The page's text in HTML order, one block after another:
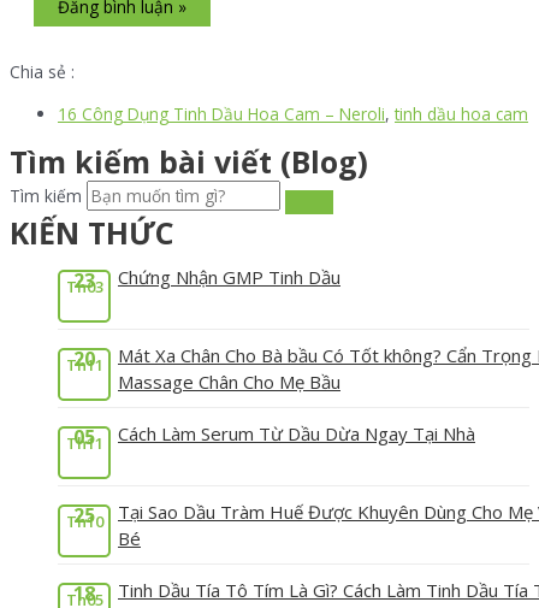
Chia sẻ :
16 Công Dụng Tinh Dầu Hoa Cam – Neroli,tinh dầu hoa cam
Tìm kiếm bài viết (Blog)
Tìm kiếm
KIẾN THỨC
23
Th03 Chứng Nhận GMP Tinh Dầu
20
Th11
Mát Xa Chân Cho Bà bầu Có Tốt không? Cẩn Trọng
Massage Chân Cho Mẹ Bầu
05
Th11 Cách Làm Serum Từ Dầu Dừa Ngay Tại Nhà
25
Th10
Tại Sao Dầu Tràm Huế Được Khuyên Dùng Cho Mẹ
Bé
18
Th05
Tinh Dầu Tía Tô Tím Là Gì? Cách Làm Tinh Dầu Tía